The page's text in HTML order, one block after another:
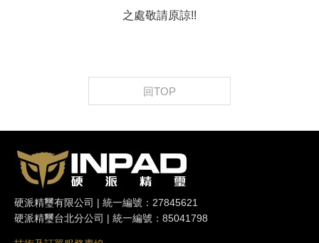
之處敬請原諒!!
回TOP
硬派精璽有限公司 | 統一編號：27845621
硬派精璽台北分公司 | 統一編號：85041798